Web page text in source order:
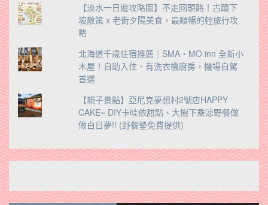
【淡水一日遊攻略圖】不走回頭路！古蹟下
坡散策 x 老街夕陽美食，最順暢的輕旅行攻
略
北海道千歲住宿推薦｜SMA・MO inn 全新小
木屋！自助入住、有洗衣機廚房，機場自駕
首選
【親子景點】亞尼克夢想村2號店HAPPY
CAKE~ DIY卡哇依甜點、大樹下乘涼野餐做
做白日夢!! (野餐墊免費提供)